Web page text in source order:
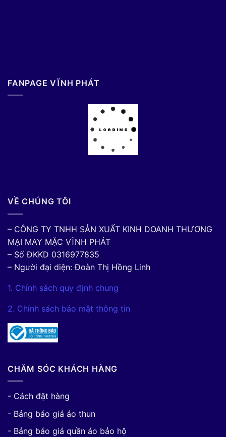
FANPAGE VĨNH PHÁT
VỀ CHÚNG TÔI
– CÔNG TY TNHH SẢN XUẤT KINH DOANH THƯƠNG
MẠI MAY MẶC VĨNH PHÁT
– Số ĐKKD 0316977835
– Người đại diện: Đoàn Thị Hồng Linh
1. Chính sách quy định chung
2. Chính sách bảo mật thông tin
CHĂM SÓC KHÁCH HÀNG
- Cách đặt hàng
- Bảng báo giá áo thun
- Bảng báo giá quần áo bảo hộ